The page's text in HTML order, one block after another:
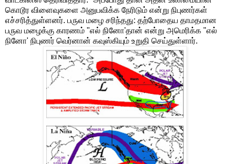
கொடூர விளைவுகளை அனுபவிக்க நேரிடும் என்று நிபுணர்கள்
எச்சரித்துள்ளனர். பருவ மழை சரிந்தது: தற்போதைய தாமதமான
பருவ மழைக்கு காரணம் "எல் நினோ'தான் என்று அமெரிக்க "எல்
நினோ' நிபுணர் வெர்னான் கவுஸ்கியும் உறுதி செய்துள்ளார்.